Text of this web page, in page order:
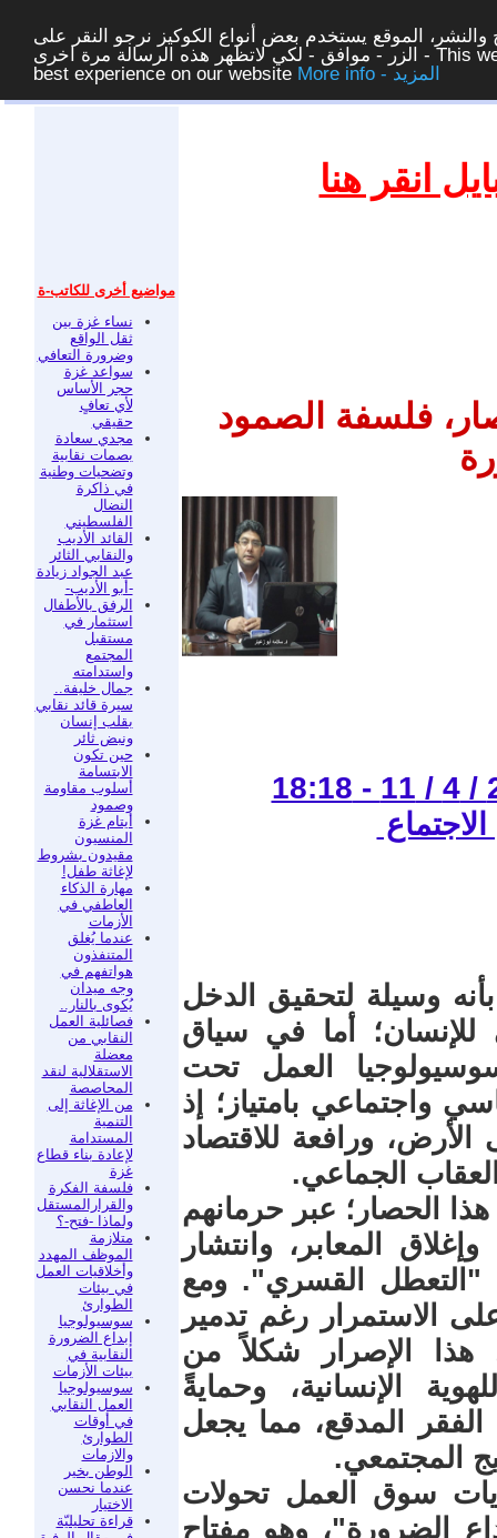
الموقع يستخدم بعض أنواع الكوكيز نرجو النقر على
الزر - موافق - لكي لاتظهر هذه الرسالة مرة اخرى - This website uses cookies to ensure you get the
best experience on our website
More info - المزيد
غلق
مواضيع أخرى للكاتب-ة
نساء غزة بين
ثقل الواقع
وضرورة التعافي
سواعد غزة
حجر الأساس
لأي تعافٍ
حقيقي
مجدي سعادة
بصمات نقابية
وتضحيات وطنية
في ذاكرة
النضال
الفلسطيني
القائد الأديب
والنقابي الثائر
عبد الجواد زيادة
-أبو الأديب-
الرفق بالأطفال
استثمار في
مستقبل
المجتمع
واستدامته
جمال خليفة..
سيرة قائد نقابي
بقلب إنسان
ونبض ثائر
حين تكون
الابتسامة
أسلوب مقاومة
وصمود
أيتام غزة
المنسيون
مقيدون بشروط
لإغاثة طفل!
مهارة الذكاء
العاطفي في
الأزمات
عندما يُغلق
المتنفذون
هواتفهم في
وجه ميدان
يُكوى بالنار..
فصائلية العمل
النقابي من
معضلة
الاستقلالية لنقد
المحاصصة
من الإغاثة إلى
التنمية
المستدامة
لإعادة بناء قطاع
غزة
فلسفة الفكرة
والقرارالمستقل
ولماذا -فتح-؟
متلازمة
الموظف المهدد
وأخلاقيات العمل
في بيئات
الطوارئ
سوسيولوجيا
إبداع الضرورة
النقابية في
بيئات الأزمات
سوسيولوجيا
العمل النقابي
في أوقات
الطوارئ
والازمات
الوطن بخير
عندما نحسن
الاختيار
قراءة تحليليّة
انقر هنا
فلسفة الصمود
وسيلة لتحقيق الدخل
للإنسان؛ أما في سياق
العمل تحت
واجتماعي بامتياز؛ إذ
ورافعة للاقتصاد
الجماعي.
هذا الحصار؛ عبر حرمانهم
المعابر، وانتشار
"التعطل القسري". ومع
الاستمرار رغم تدمير
هذا الإصرار شكلاً من
الإنسانية، وحمايةً
الفقر المدقع، مما يجعل
المجتمعي.
سوق العمل تحولات
الضرورة"، وهو مفتاح